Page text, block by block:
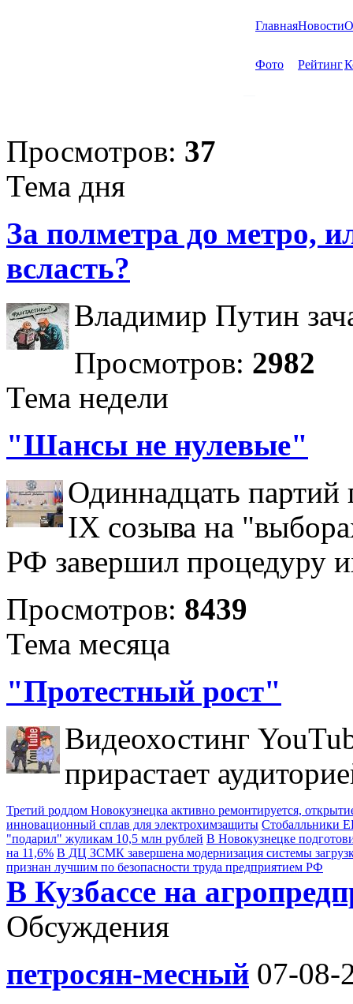
ГлавнаяНовости
Фото Рейтинг
Просмотров: 37
Тема дня
За полметра до метро,
всласть?
Владимир Путин
Просмотров: 2982
Тема недели
"Шансы не нулевые"
Одиннадцать партий
IX созыва на
РФ завершил процедуру
Просмотров: 8439
Тема месяца
"Протестный рост"
Видеохостинг
прирастает
Третий роддом Новокузнецка активно ремонтируется,
инновационный сплав для электрохимзащиты Стобалльники
"подарил" жуликам 10,5 млн рублей В Новокузнецке
на 11,6% В ДЦ ЗСМК завершена модернизация системы
признан лучшим по безопасности труда предприятием РФ
В Кузбассе на
Обсуждения
петросян-месный 07-08-